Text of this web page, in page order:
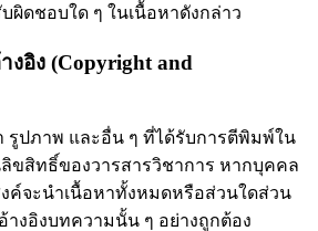
ผิดชอบใด ๆ ในเนื้อหาดังกล่าว
งอิง (Copyright and
รูปภาพ และอื่น ๆ ที่ได้รับการตีพิมพ์ใน
ลิขสิทธิ์ของวารสารวิชาการ หากบุคคล
ค์จะนำเนื้อหาทั้งหมดหรือส่วนใดส่วน
างอิงบทความนั้น ๆ อย่างถูกต้อง